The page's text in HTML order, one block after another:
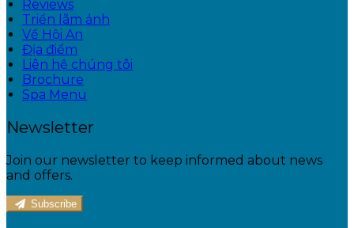
Reviews
Triển lãm ảnh
Về Hội An
Địa điểm
Liên hệ chúng tôi
Brochure
Spa Menu
Newsletter
Join our newsletter to keep informed about news
and offers.
Subscribe